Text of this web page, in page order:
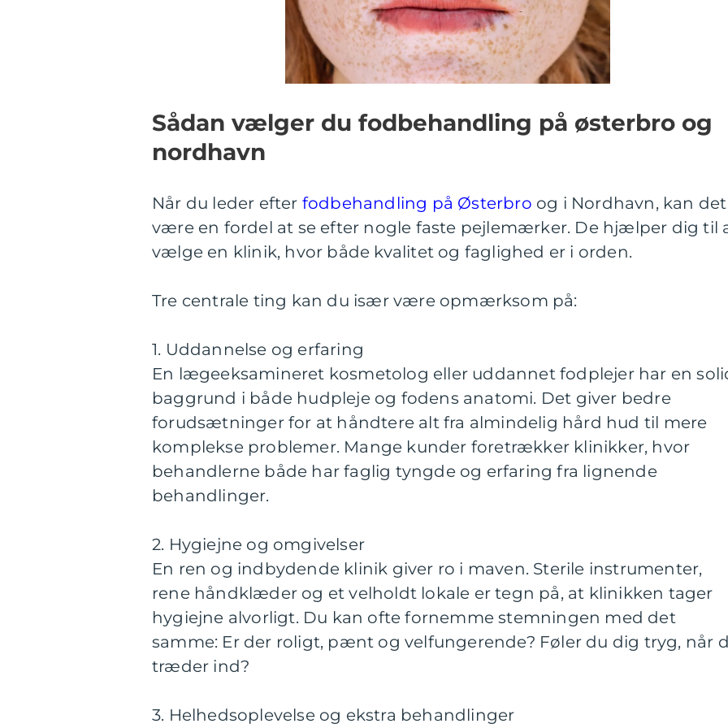
Sådan vælger du fodbehandling på østerbro og
nordhavn
Når du leder efter fodbehandling på Østerbro og i Nordhavn, kan det
være en fordel at se efter nogle faste pejlemærker. De hjælper dig til
vælge en klinik, hvor både kvalitet og faglighed er i orden.
Tre centrale ting kan du især være opmærksom på:
1. Uddannelse og erfaring
En lægeeksamineret kosmetolog eller uddannet fodplejer har en
baggrund i både hudpleje og fodens anatomi. Det giver bedre
forudsætninger for at håndtere alt fra almindelig hård hud til mere
komplekse problemer. Mange kunder foretrækker klinikker, hvor
behandlerne både har faglig tyngde og erfaring fra lignende
behandlinger.
2. Hygiejne og omgivelser
En ren og indbydende klinik giver ro i maven. Sterile instrumenter,
rene håndklæder og et velholdt lokale er tegn på, at klinikken tager
hygiejne alvorligt. Du kan ofte fornemme stemningen med det
samme: Er der roligt, pænt og velfungerende? Føler du dig tryg, når
træder ind?
3. Helhedsoplevelse og ekstra behandlinger